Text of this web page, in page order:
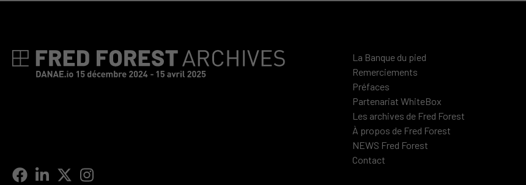
La Banque du pied
Remerciements
Préfaces
Partenariat WhiteBox
Les archives de Fred Forest
À propos de Fred Forest
NEWS Fred Forest
Contact